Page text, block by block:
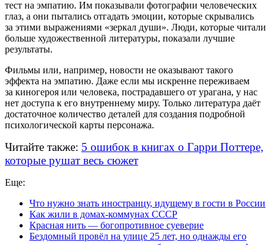
тест на эмпатию. Им показывали фотографии человеческих
глаз, а они пытались отгадать эмоции, которые скрывались
за этими выражениями «зеркал души». Люди, которые читали
больше художественной литературы, показали лучшие
результаты.
Фильмы или, например, новости не оказывают такого
эффекта на эмпатию. Даже если мы искренне переживаем
за киногероя или человека, пострадавшего от урагана, у нас
нет доступа к его внутреннему миру. Только литература даёт
достаточное количество деталей для создания подробной
психологической карты персонажа.
Читайте также: 5 ошибок в книгах о Гарри Поттере,
которые рушат весь сюжет
Еще:
Что нужно знать иностранцу, идущему в гости в России
Как жили в домах-коммунах СССР
Красная нить — богопротивное суеверие
Бездомный провёл на улице 25 лет, но однажды его